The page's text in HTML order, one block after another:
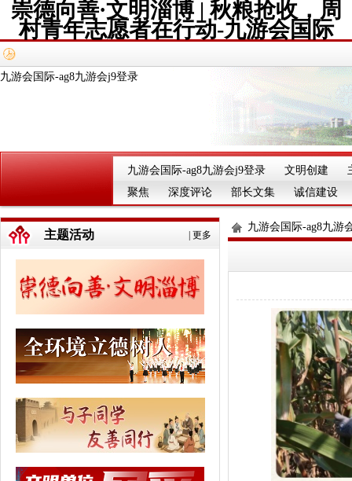
崇德向善·文明淄博 | 秋粮抢收，周
村青年志愿者在行动-九游会国际
九游会国际-ag8九游会j9登录
九游会国际-ag8九游会j9登录 文明创建
聚焦
深度评论 部长文集 诚信建设
更多
主题活动
九游会国际-ag8九游